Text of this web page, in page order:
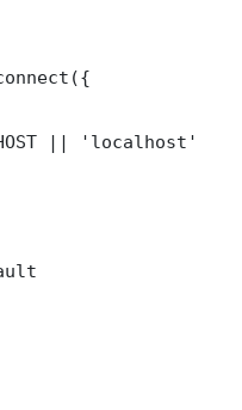
|| 'localhost'